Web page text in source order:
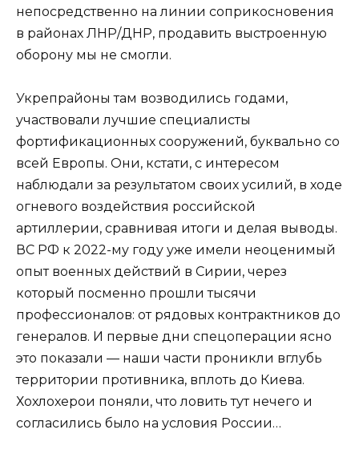
непосредственно на линии соприкосновения
в районах ЛНР/ДНР, продавить выстроенную
оборону мы не смогли.
Укрепрайоны там возводились годами,
участвовали лучшие специалисты
фортификационных сооружений, буквально со
всей Европы. Они, кстати, с интересом
наблюдали за результатом своих усилий, в ходе
огневого воздействия российской
артиллерии, сравнивая итоги и делая выводы.
ВС РФ к 2022-му году уже имели неоценимый
опыт военных действий в Сирии, через
который посменно прошли тысячи
профессионалов: от рядовых контрактников до
генералов. И первые дни спецоперации ясно
это показали — наши части проникли вглубь
территории противника, вплоть до Киева.
Хохлохерои поняли, что ловить тут нечего и
согласились было на условия России…